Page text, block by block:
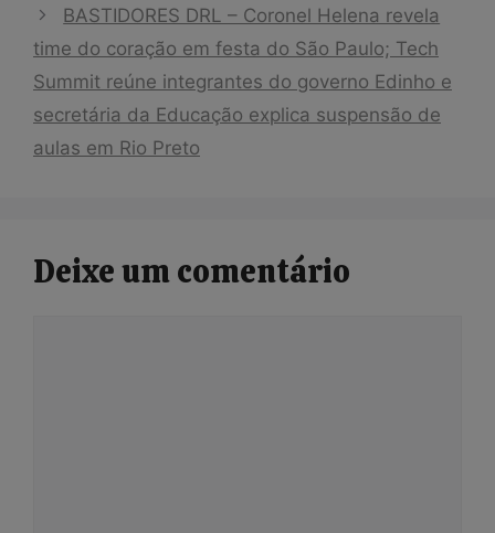
BASTIDORES DRL – Coronel Helena revela
time do coração em festa do São Paulo; Tech
Summit reúne integrantes do governo Edinho e
secretária da Educação explica suspensão de
aulas em Rio Preto
Deixe um comentário